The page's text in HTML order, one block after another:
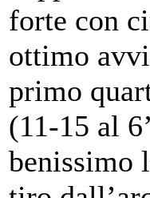
forte con
ottimo
primo
(11-15 al
benissimo